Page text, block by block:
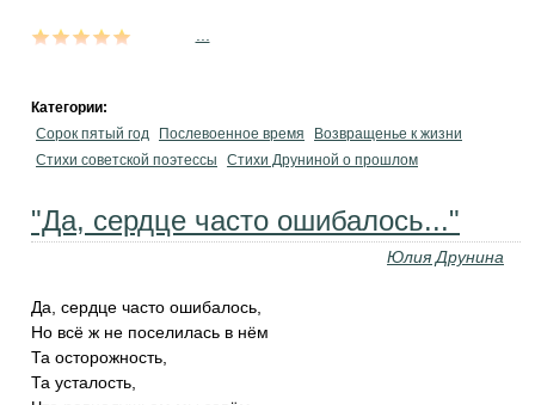
Категории:
Сорок пятый год
Послевоенное время
Возвращенье к жизни
Стихи советской поэтессы
Стихи Друниной о прошлом
"Да, сердце часто ошибалось..."
Юлия Друнина
Да, сердце часто ошибалось,
Но всё ж не поселилась в нём
Та осторожность,
Та усталость,